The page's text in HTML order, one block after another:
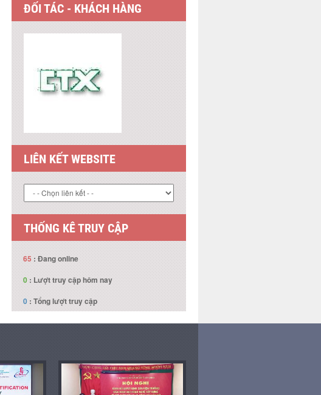
ĐỐI TÁC - KHÁCH HÀNG
LIÊN KẾT WEBSITE
THỐNG KÊ TRUY CẬP
65 : Đang online
0 : Lượt truy cập hôm nay
0 : Tổng lượt truy cập